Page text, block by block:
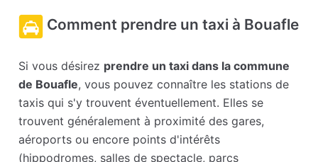
Comment prendre un taxi à Bouafle
Si vous désirez prendre un taxi dans la commune
de Bouafle, vous pouvez connaître les stations de
taxis qui s'y trouvent éventuellement. Elles se
trouvent généralement à proximité des gares,
aéroports ou encore points d'intérêts
(hippodromes, salles de spectacle, parcs